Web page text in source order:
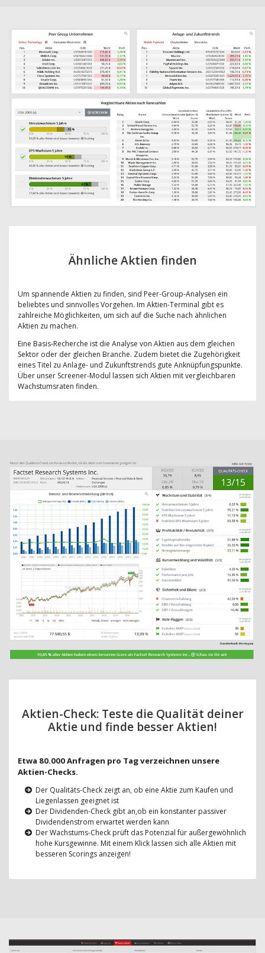
Ähnliche Aktien finden
Um spannende Aktien zu finden, sind Peer-Group-Analysen ein
beliebtes und sinnvolles Vorgehen. Im Aktien-Terminal gibt es
zahlreiche Möglichkeiten, um sich auf die Suche nach ähnlichen
Aktien zu machen.
Eine Basis-Recherche ist die Analyse von Aktien aus dem gleichen
Sektor oder der gleichen Branche. Zudem bietet die Zugehörigkeit
eines Titel zu Anlage- und Zukunftstrends gute Anknüpfungspunkte.
Über unser Screener-Modul lassen sich Aktien mit vergleichbaren
Wachstumsraten finden.
Aktien-Check: Teste die Qualität deiner
Aktie und finde besser Aktien!
Etwa 80.000 Anfragen pro Tag verzeichnen unsere
Aktien-Checks.
Der Qualitäts-Check zeigt an, ob eine Aktie zum Kaufen und
Liegenlassen geeignet ist
Der Dividenden-Check gibt an,ob ein konstanter passiver
Dividendenstrom erwartet werden kann
Der Wachstums-Check prüft das Potenzial für außergewöhnlich
hohe Kursgewinne. Mit einem Klick lassen sich alle Aktien mit
besseren Scorings anzeigen!